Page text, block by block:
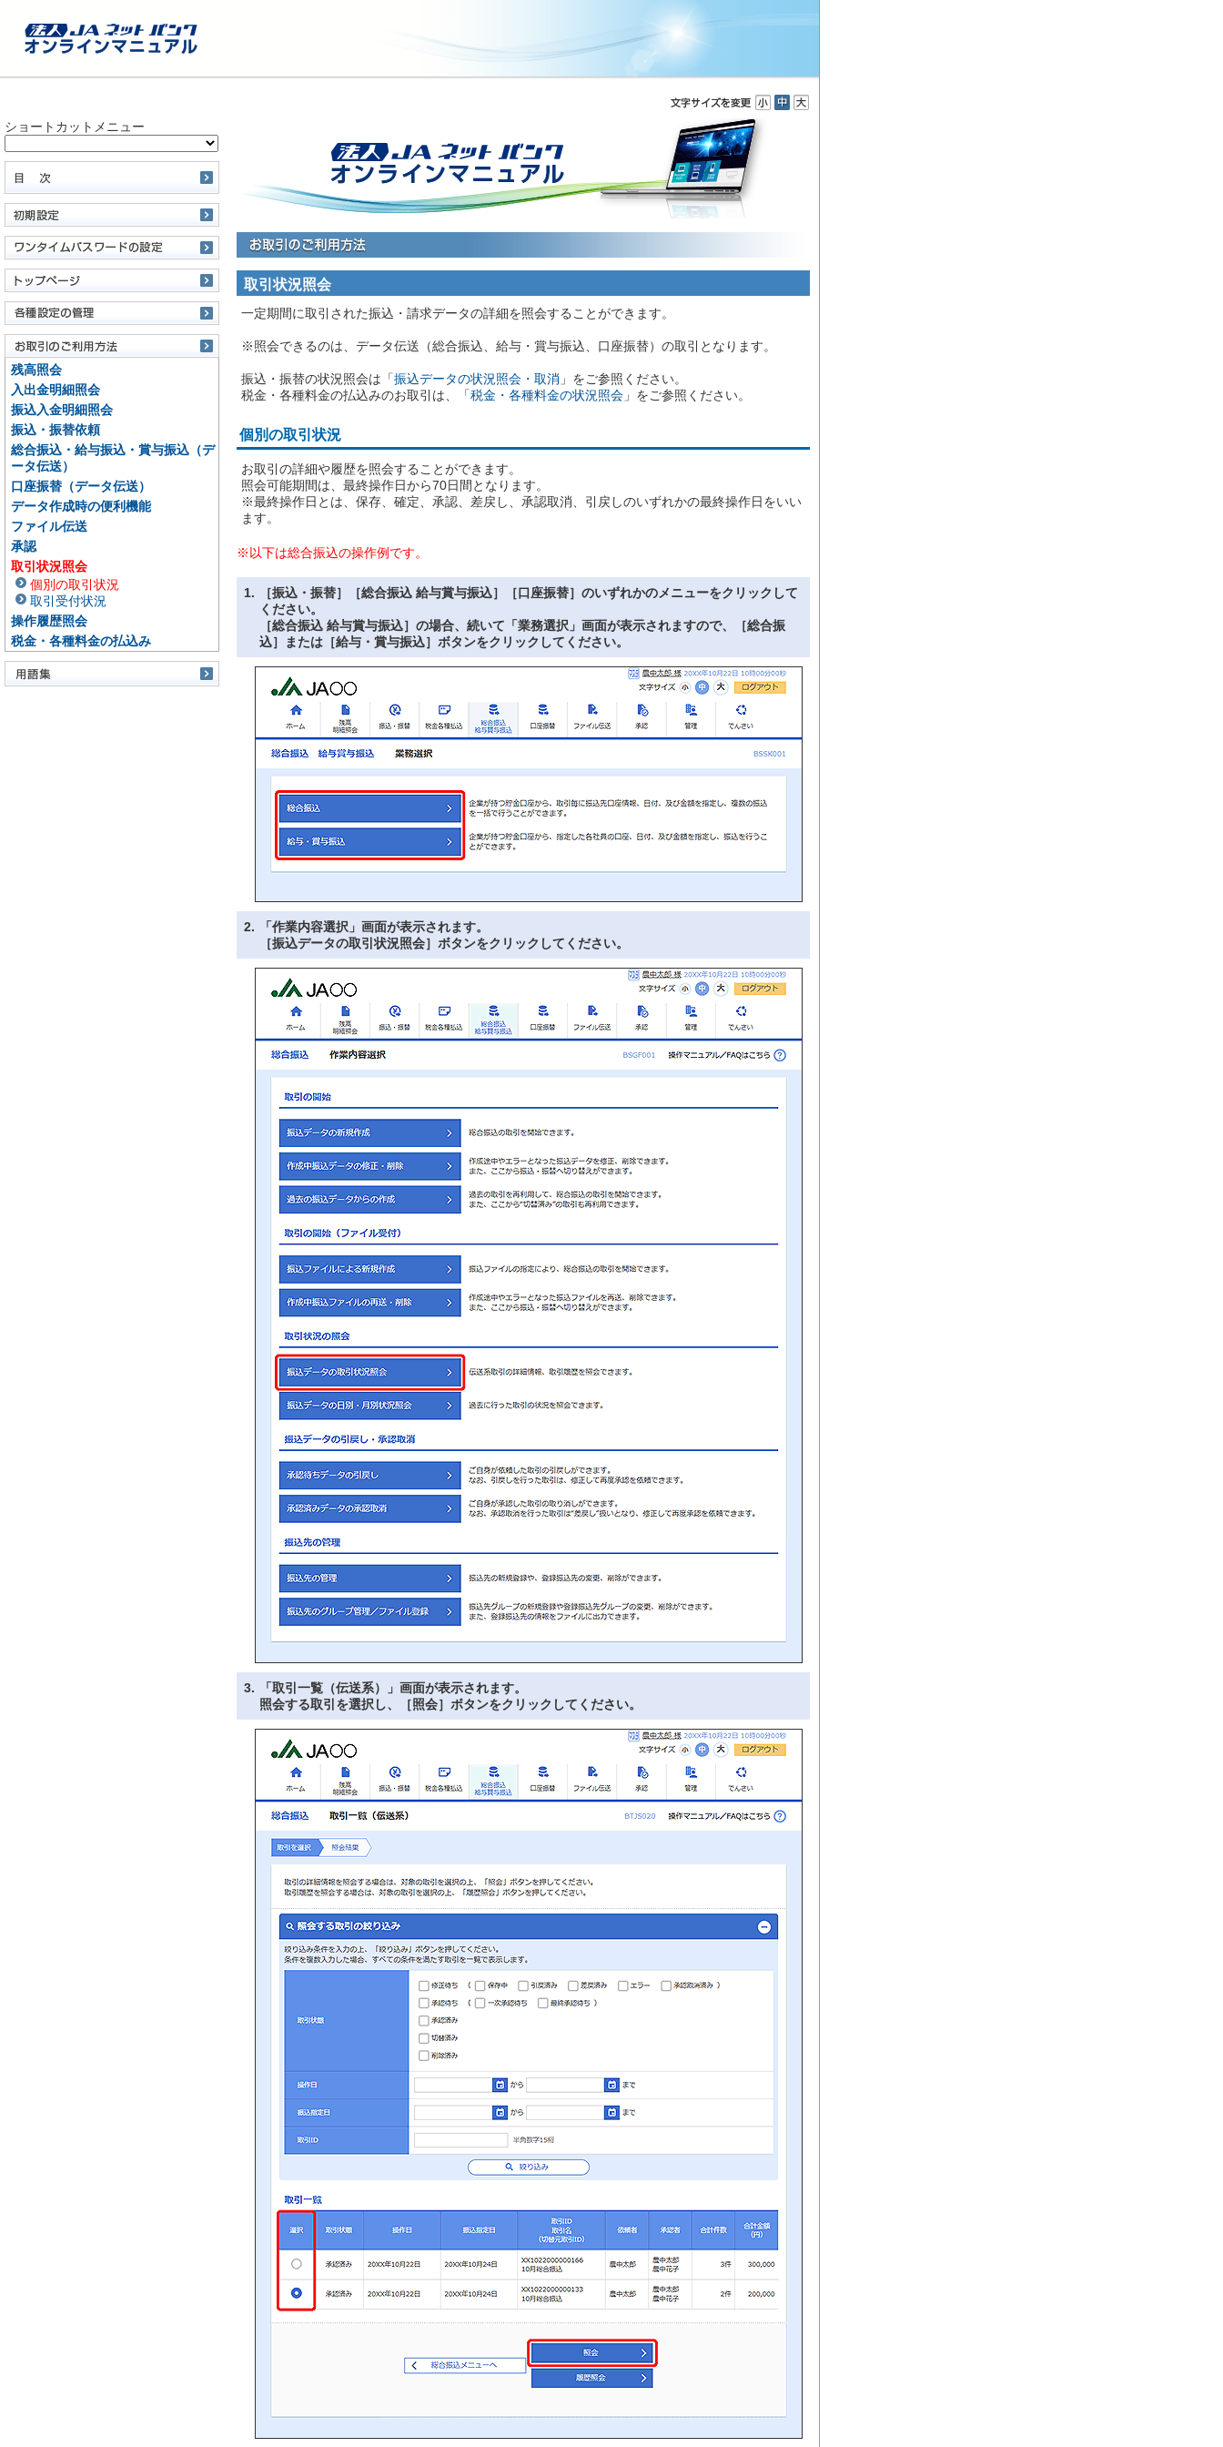
ショートカットメニュー
残高照会
入出金明細照会
振込入金明細照会
振込・振替依頼
総合振込・給与振込・賞与振込（デ
ータ伝送）
口座振替（データ伝送）
データ作成時の便利機能
ファイル伝送
承認
取引状況照会
個別の取引状況
取引受付状況
操作履歴照会
税金・各種料金の払込み
取引状況照会
一定期間に取引された振込・請求データの詳細を照会することができます。
※照会できるのは、データ伝送（総合振込、給与・賞与振込、口座振替）の取引となります。
振込・振替の状況照会は「振込データの状況照会・取消 」をご参照ください。
税金・各種料金の払込みのお取引は、「税金・各種料金の状況照会 」をご参照ください。
個別の取引状況
お取引の詳細や履歴を照会することができます。
照会可能期間は、最終操作日から70日間となります。
※最終操作日とは、保存、確定、承認、差戻し、承認取消、引戻しのいずれかの最終操作日をいい
ます。
※以下は総合振込の操作例です。
1.
［振込・振替］［総合振込 給与賞与振込］［口座振替］のいずれかのメニューをクリックして
ください。
［総合振込 給与賞与振込］の場合、続いて「業務選択」画面が表示されますので、［総合振
込］または［給与・賞与振込］ボタンをクリックしてください。
2.
「作業内容選択」画面が表示されます。
［振込データの取引状況照会］ボタンをクリックしてください。
3.
「取引一覧（伝送系）」画面が表示されます。
照会する取引を選択し、［照会］ボタンをクリックしてください。